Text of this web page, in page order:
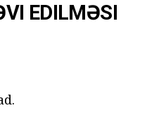
EDILMƏSI